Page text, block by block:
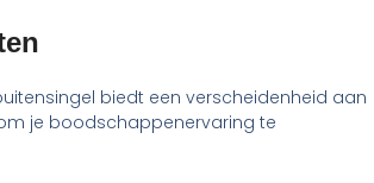
biedt een verscheidenheid aan
je boodschappenervaring te